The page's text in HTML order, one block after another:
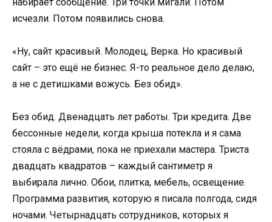
исчезли. Потом появились снова.
«Ну, сайт красивый. Молодец, Верка. Но красивый
сайт – это ещё не бизнес. Я-то реальное дело делаю,
а не с детишками вожусь. Без обид».
Без обид. Двенадцать лет работы. Три кредита. Две
бессонные недели, когда крыша потекла и я сама
стояла с вёдрами, пока не приехали мастера. Триста
двадцать квадратов – каждый сантиметр я
выбирала лично. Обои, плитка, мебель, освещение.
Программа развития, которую я писала полгода, сидя
ночами. Четырнадцать сотрудников, которых я